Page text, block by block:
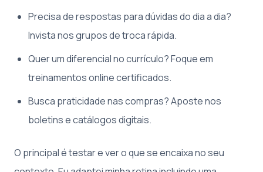
Precisa de respostas para dúvidas do dia a dia?
Invista nos grupos de troca rápida.
Quer um diferencial no currículo? Foque em
treinamentos online certificados.
Busca praticidade nas compras? Aposte nos
boletins e catálogos digitais.
O principal é testar e ver o que se encaixa no seu